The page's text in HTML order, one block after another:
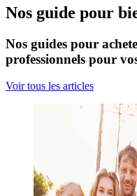
Nos guide pour
Nos guides pour
professionnels pour
Voir tous les articles